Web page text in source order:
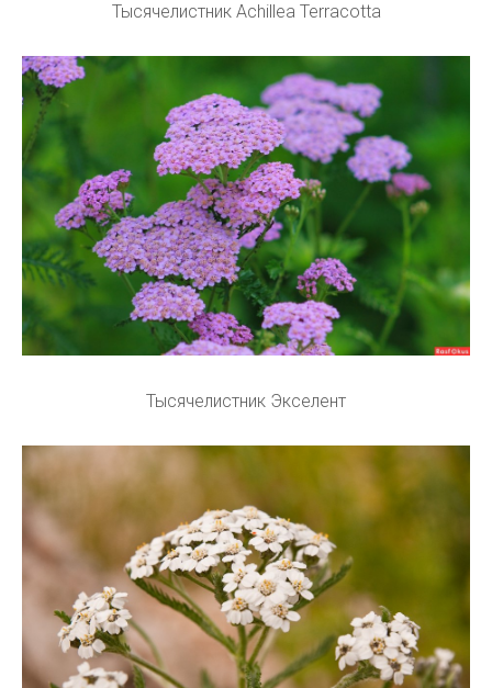
Тысячелистник Achillea Terracotta
Тысячелистник Экселент